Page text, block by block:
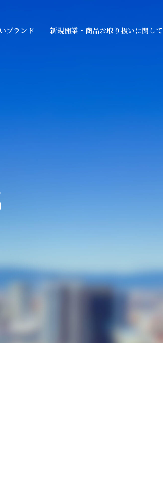
ブランド 新規開業・商品お取り扱いに関して